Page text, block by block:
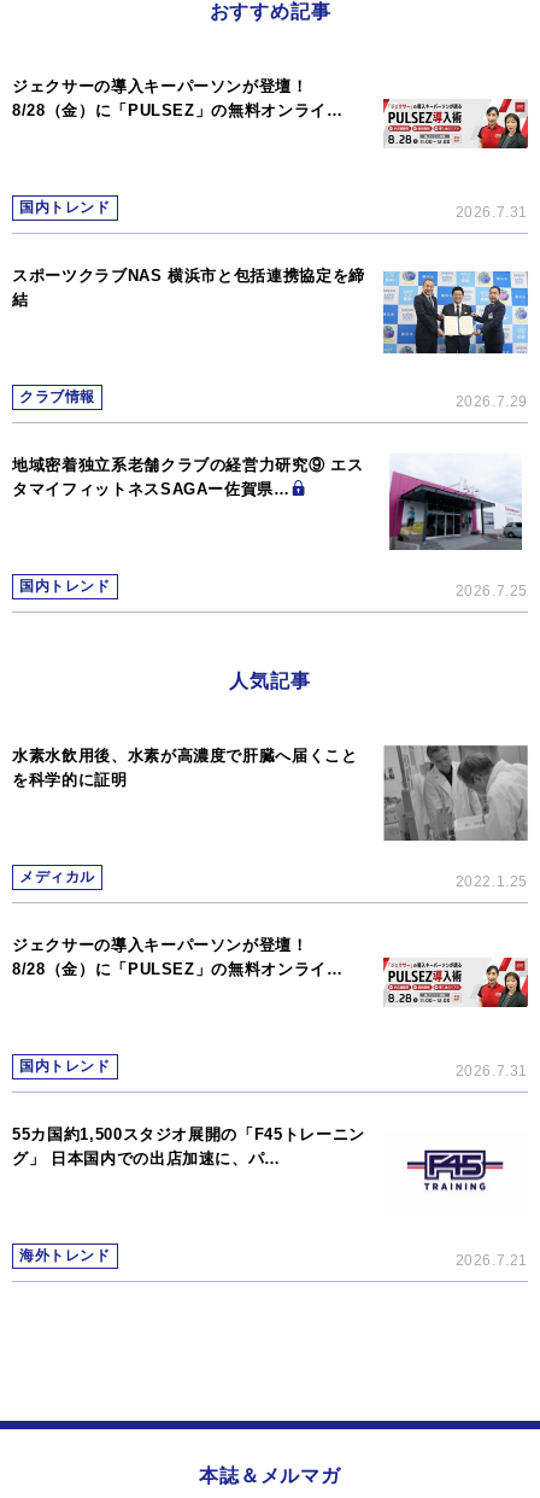
おすすめ記事
ジェクサーの導入キーパーソンが登壇！
8/28（金）に「PULSEZ」の無料オンライ…
国内トレンド 2026.7.31
スポーツクラブNAS 横浜市と包括連携協定を締
結
クラブ情報 2026.7.29
地域密着独立系老舗クラブの経営力研究⑨ エス
タマイフィットネスSAGAー佐賀県…
国内トレンド 2026.7.25
人気記事
水素水飲用後、水素が高濃度で肝臓へ届くこと
を科学的に証明
メディカル 2022.1.25
ジェクサーの導入キーパーソンが登壇！
8/28（金）に「PULSEZ」の無料オンライ…
国内トレンド 2026.7.31
55カ国約1,500スタジオ展開の「F45トレーニン
グ」 日本国内での出店加速に、パ…
海外トレンド 2026.7.21
本誌＆メルマガ